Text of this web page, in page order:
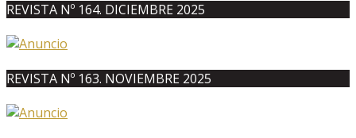
REVISTA Nº 164. DICIEMBRE 2025
REVISTA Nº 163. NOVIEMBRE 2025